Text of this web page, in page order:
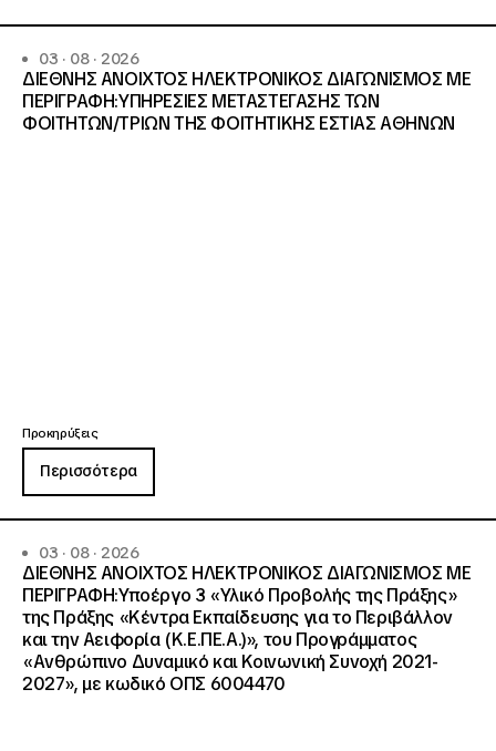
03 · 08 · 2026
ΔΙΕΘΝΗΣ ΑΝΟΙΧΤΟΣ ΗΛΕΚΤΡΟΝΙΚΟΣ ΔΙΑΓΩΝΙΣΜΟΣ ΜΕ
ΠΕΡΙΓΡΑΦΗ:ΥΠΗΡΕΣΙΕΣ METAΣΤΕΓΑΣΗΣ ΤΩΝ
ΦΟΙΤΗΤΩΝ/ΤΡΙΩΝ ΤΗΣ ΦΟΙΤΗΤΙΚΗΣ ΕΣΤΙΑΣ ΑΘΗΝΩΝ
Προκηρύξεις
Περισσότερα
03 · 08 · 2026
ΔΙΕΘΝΗΣ ΑΝΟΙΧΤΟΣ ΗΛΕΚΤΡΟΝΙΚΟΣ ΔΙΑΓΩΝΙΣΜΟΣ ΜΕ
ΠΕΡΙΓΡΑΦΗ:Υποέργο 3 «Υλικό Προβολής της Πράξης»
της Πράξης «Κέντρα Εκπαίδευσης για το Περιβάλλον
και την Αειφορία (Κ.Ε.ΠΕ.Α.)», του Προγράμματος
«Ανθρώπινο Δυναμικό και Κοινωνική Συνοχή 2021-
2027», με κωδικό ΟΠΣ 6004470